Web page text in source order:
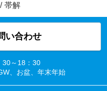
/ 帯解
い合わせ
30～18：30
、お盆、年末年始